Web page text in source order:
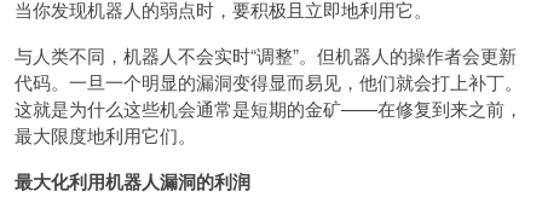
当你发现机器人的弱点时，要积极且立即地利用它。
与人类不同，机器人不会实时“调整”。但机器人的操作者会更新
代码。一旦一个明显的漏洞变得显而易见，他们就会打上补丁。
这就是为什么这些机会通常是短期的金矿——在修复到来之前，
最大限度地利用它们。
最大化利用机器人漏洞的利润